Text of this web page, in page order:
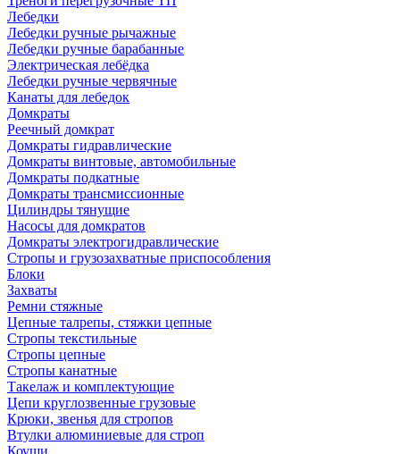
Лебедки
Лебедки ручные рычажные
Лебедки ручные барабанные
Электрическая лебёдка
Лебедки ручные червячные
Канаты для лебедок
Домкраты
Реечный домкрат
Домкраты гидравлические
Домкраты винтовые, автомобильные
Домкраты подкатные
Домкраты трансмиссионные
Цилиндры тянущие
Насосы для домкратов
Домкраты электрогидравлические
Стропы и грузозахватные приспособления
Блоки
Захваты
Ремни стяжные
Цепные талрепы, стяжки цепные
Стропы текстильные
Стропы цепные
Стропы канатные
Такелаж и комплектующие
Цепи круглозвенные грузовые
Крюки, звенья для стропов
Втулки алюминиевые для строп
Коуши